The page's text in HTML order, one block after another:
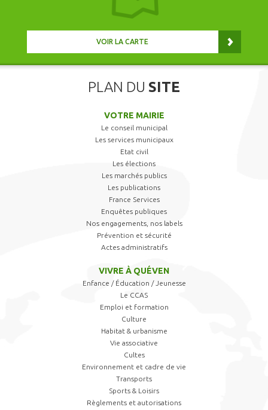
VOIR LA CARTE
PLAN DU SITE
VOTRE MAIRIE
Le conseil municipal
Les services municipaux
Etat civil
Les élections
Les marchés publics
Les publications
France Services
Enquêtes publiques
Nos engagements, nos labels
Prévention et sécurité
Actes administratifs
VIVRE À QUÉVEN
Enfance / Éducation / Jeunesse
Le CCAS
Emploi et formation
Culture
Habitat & urbanisme
Vie associative
Cultes
Environnement et cadre de vie
Transports
Sports & Loisirs
Règlements et autorisations